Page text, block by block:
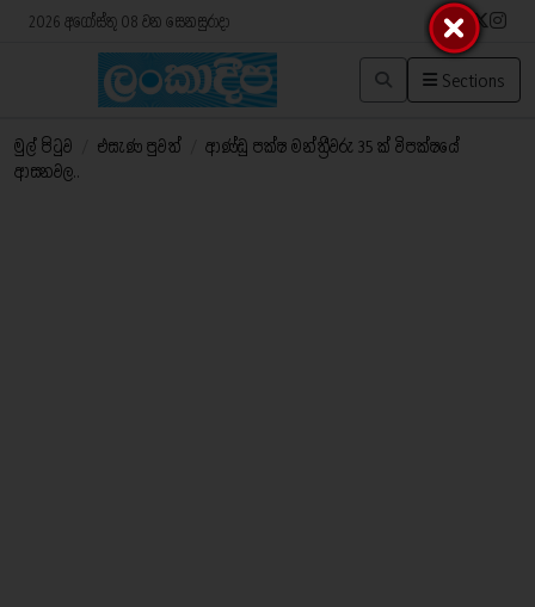
2026 අගෝස්තු 08 වන සෙනසුරාදා
Sections
මුල් පිටුව එසැණ පුවත්
ආණ්ඩු පක්ෂ මන්ත්‍රීවරු 35 ක් විපක්ෂයේ
ආසනවල..